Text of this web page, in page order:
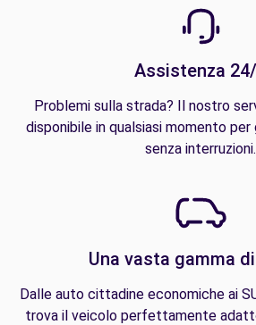
Assistenza
Problemi sulla strada? Il nostro
disponibile in qualsiasi momento per
senza interruzioni.
Una vasta gamma
Dalle auto cittadine economiche ai
trova il veicolo perfettamente